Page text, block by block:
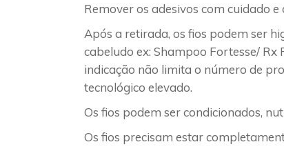
Remover os adesivos com cuidado e
Após a retirada, os fios podem ser
cabeludo ex: Shampoo Fortesse/
indicação não limita o número de
tecnológico elevado.
Os fios podem ser condicionados,
Os fios precisam estar